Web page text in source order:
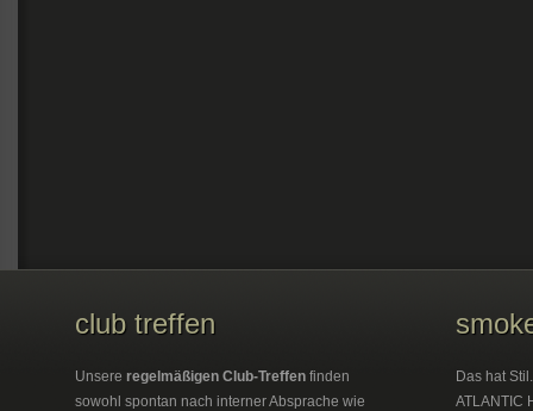
club treffen
Unsere regelmäßigen Club-Treffen finden
sowohl spontan nach interner Absprache wie
Das hat
ATLANTIC